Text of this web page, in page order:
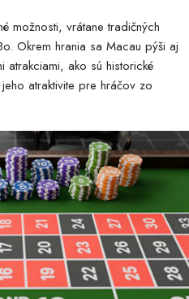
možnosti, vrátane tradičných
Okrem hrania sa Macau pýši aj
atrakciami, ako sú historické
atraktivite pre hráčov zo